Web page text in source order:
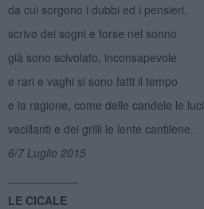
da cui sorgono i dubbi ed i pensieri,
scrivo dei sogni e forse nel sonno
già sono scivolato, inconsapevole
e rari e vaghi si sono fatti il tempo
e la ragione, come delle candele le luci
vacillanti e dei grilli le lente cantilene.
6/7 Luglio 2015
LE CICALE